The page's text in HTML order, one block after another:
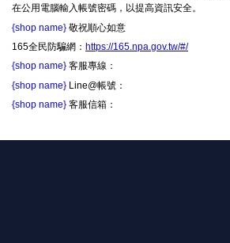
在公用電腦輸入帳號密碼，以提高資訊安全。
{shop name} 敬祝順心如意
165全民防騙網： https://165.npa.gov.tw/#/
{shop name} 客服專線：
{shop name} Line@帳號：
{shop name} 客服信箱：